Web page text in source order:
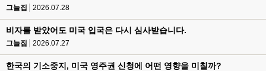
그늘집 2026.07.28
비자를 받았어도 미국 입국은 다시 심사받습니다.
그늘집 2026.07.27
한국의 기소중지, 미국 영주권 신청에 어떤 영향을 미칠까?